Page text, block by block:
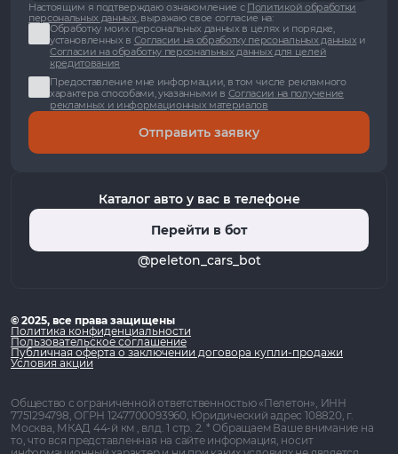
Настоящим я подтверждаю ознакомление с Политикой обработки
персональных данных, выражаю свое согласие на:
Обработку моих персональных данных в целях и порядке,
установленных в Согласии на обработку персональных данныхи
Согласии на обработку персональных данных для целей
кредитования
Предоставление мне информации, в том числе рекламного
характера способами, указанными в Согласии на получение
рекламных и информационных материалов
Отправить заявку
Каталог авто у вас в телефоне
Перейти в бот
@peleton_cars_bot
© 2025, все права защищены
Политика конфиденциальности
Пользовательское соглашение
Публичная оферта о заключении договора купли-продажи
Условия акции
Общество с ограниченной ответственностью «Пелетон», ИНН
7751294798, ОГРН 1247700093960, Юридический адрес 108820, г.
Москва, МКАД 44-й км , влд. 1 стр. 2. * Обращаем Ваше внимание на
то, что вся представленная на сайте информация, носит